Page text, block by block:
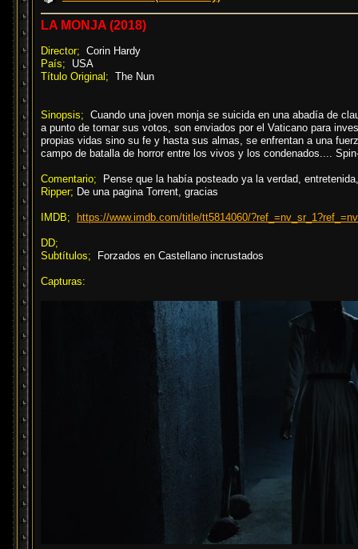
LA MONJA (2018)
Director; Corin Hardy
País; USA
Título Original; The Nun
Sinopsis; Cuando una joven monja se suicida en una abadía de
a punto de tomar sus votos, son enviados por el Vaticano para
propias vidas sino su fe y hasta sus almas, se enfrentan a una
campo de batalla de horror entre los vivos y los condenados....
Comentario; Pense que la había posteado ya la verdad,
Ripper; De una pagina Torrent, gracias
IMDB; https://www.imdb.com/title/tt5814060/
DD;
Subtítulos; Forzados en Castellano incrustados
Capturas: